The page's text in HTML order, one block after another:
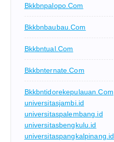
Bkkbnpalopo.com
Bkkbnbaubau.com
Bkkbntual.com
Bkkbnternate.com
Bkkbntidorekepulauan.com
universitasjambi.id
universitaspalembang.id
universitasbengkulu.id
universitaspangkalpinang.id